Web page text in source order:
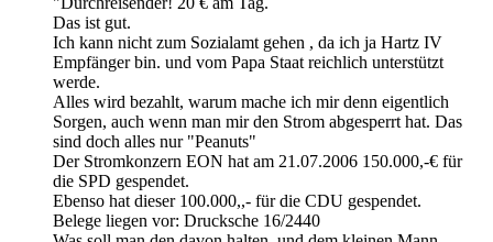
Das ist gut.
Ich kann nicht zum Sozialamt gehen , da ich ja Hartz IV
Empfänger bin. und vom Papa Staat reichlich unterstützt
werde.
Alles wird bezahlt, warum mache ich mir denn eigentlich
Sorgen, auch wenn man mir den Strom abgesperrt hat. Das
sind doch alles nur "Peanuts"
Der Stromkonzern EON hat am 21.07.2006 150.000,-€ für
die SPD gespendet.
Ebenso hat dieser 100.000,,- für die CDU gespendet.
Belege liegen vor: Drucksche 16/2440